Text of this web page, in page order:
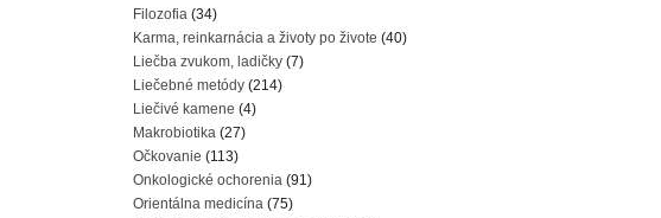
Filozofia (34)
Karma, reinkarnácia a životy po živote (40)
Liečba zvukom, ladičky (7)
Liečebné metódy (214)
Liečivé kamene (4)
Makrobiotika (27)
Očkovanie (113)
Onkologické ochorenia (91)
Orientálna medicína (75)